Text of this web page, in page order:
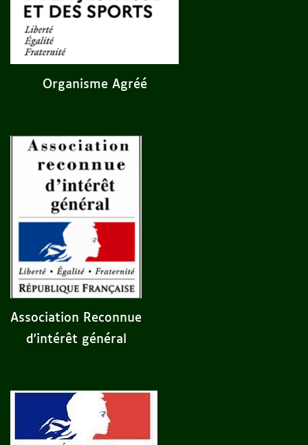
Organisme Agréé
Association Reconnue
d'intérêt général